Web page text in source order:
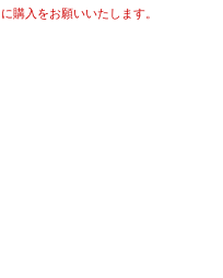
購入をお願いいたします。